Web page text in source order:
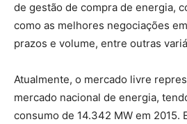
de gestão de compra de energia,
como as melhores negociações
prazos e volume, entre outras
Atualmente, o mercado livre
mercado nacional de energia,
consumo de 14.342 MW em 2015.